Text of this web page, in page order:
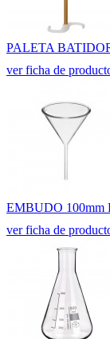
PALETA
ver ficha de
EMBUDO
ver ficha de